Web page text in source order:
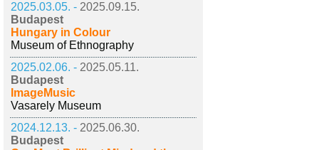
2025.03.05. - 2025.09.15.
Budapest
Hungary in Colour
Museum of Ethnography
2025.02.06. - 2025.05.11.
Budapest
ImageMusic
Vasarely Museum
2024.12.13. - 2025.06.30.
Budapest